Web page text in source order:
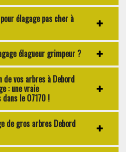
élagage pas cher à
élagueur grimpeur ?
de vos arbres à Debord
: une vraie
le 07170 !
de gros arbres Debord